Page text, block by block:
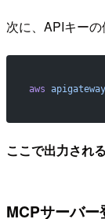
次に、APIキーの
aws apigateway
ここで出力され
MCPサーバー